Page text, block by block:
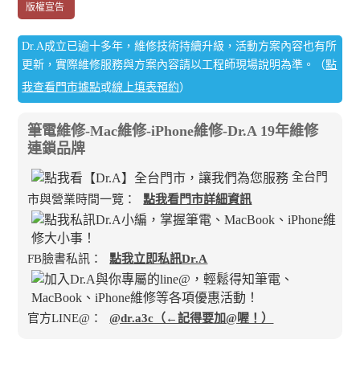
版權宣告
Dr.A成立已逾十多年，維修技術持續升級，活動方案內容也有所
更新，實際維修服務與方案內容請以工程師現場說明為準。（點
我查看門市據點或線上填表預約）
筆電維修-Mac維修-iPhone維修-Dr.A 19年維修
連鎖品牌
全台門
市與營業時間一覽：
點我看門市詳細資訊
FB臉書私訊： 點我立即私訊Dr.A
官方LINE@： @dr.a3c（←記得要加@喔！）